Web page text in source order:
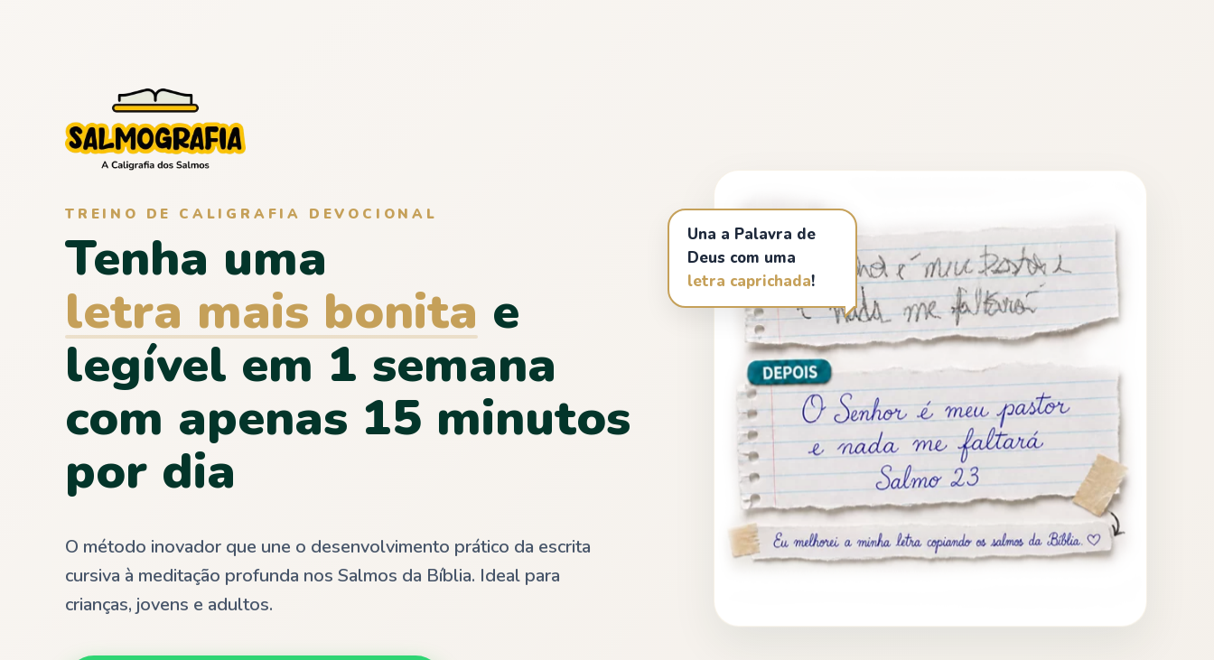
TREINO DE CALIGRAFIA DEVOCIONAL
Tenha uma
letra mais bonita e
legível em 1 semana
com apenas 15 minutos
por dia
O método inovador que une o desenvolvimento prático da escrita
cursiva à meditação profunda nos Salmos da Bíblia. Ideal para
crianças, jovens e adultos.
Una a Palavra de
Deus com uma
letra caprichada!